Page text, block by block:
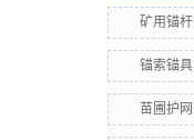
矿用锚杆
锚索锚具
苗圃护网